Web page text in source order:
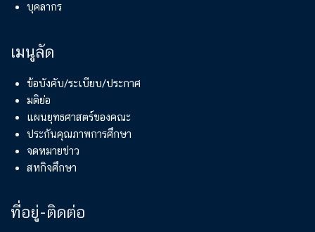
บุคลากร
เมนูลัด
ข้อบังคับ/ระเบียบ/ประกาศ
มติย่อ
แผนยุทธศาสตร์ของคณะ
ประกันคุณภาพการศึกษา
จดหมายข่าว
สหกิจศึกษา
ที่อยู่-ติดต่อ